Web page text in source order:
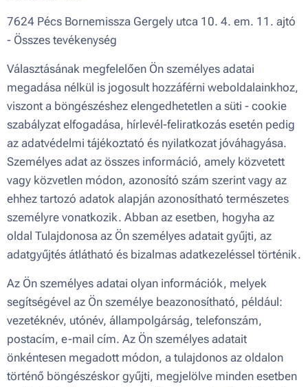
7624 Pécs Bornemissza Gergely utca 10. 4. em. 11. ajtó
- Összes tevékenység
Választásának megfelelően Ön személyes adatai
megadása nélkül is jogosult hozzáférni weboldalainkhoz,
viszont a böngészéshez elengedhetetlen a süti - cookie
szabályzat elfogadása, hírlevél-feliratkozás esetén pedig
az adatvédelmi tájékoztató és nyilatkozat jóváhagyása.
Személyes adat az összes információ, amely közvetett
vagy közvetlen módon, azonosító szám szerint vagy az
ehhez tartozó adatok alapján azonosítható természetes
személyre vonatkozik. Abban az esetben, hogyha az
oldal Tulajdonosa az Ön személyes adatait gyűjti, az
adatgyűjtés átlátható és bizalmas adatkezeléssel történik.
Az Ön személyes adatai olyan információk, melyek
segítségével az Ön személye beazonosítható, például:
vezetéknév, utónév, állampolgárság, telefonszám,
postacím, e-mail cím. Az Ön személyes adatait
önkéntesen megadott módon, a tulajdonos az oldalon
történő böngészéskor gyűjti, megjelölve minden esetben